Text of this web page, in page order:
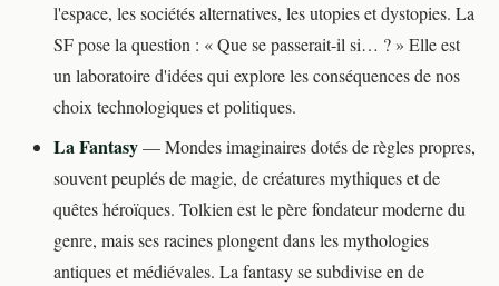
l'espace, les sociétés alternatives, les utopies et dystopies. La
SF pose la question : « Que se passerait-il si… ? » Elle est
un laboratoire d'idées qui explore les conséquences de nos
choix technologiques et politiques.
La Fantasy— Mondes imaginaires dotés de règles propres,
souvent peuplés de magie, de créatures mythiques et de
quêtes héroïques. Tolkien est le père fondateur moderne du
genre, mais ses racines plongent dans les mythologies
antiques et médiévales. La fantasy se subdivise en de